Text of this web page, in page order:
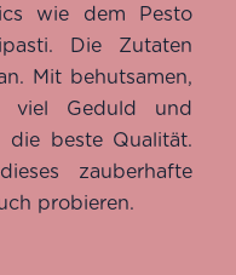
wie dem Pesto
Die Zutaten
Mit behutsamen,
viel Geduld und
beste Qualität.
zauberhafte
probieren.